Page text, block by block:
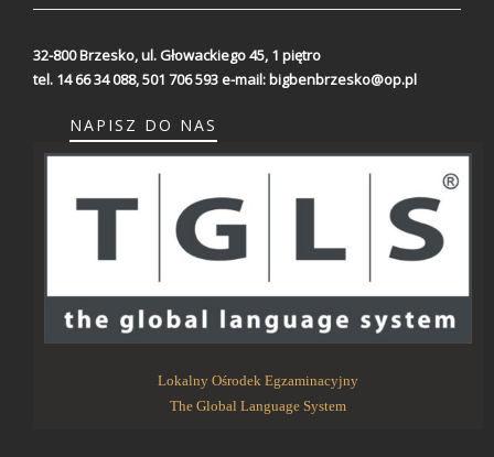
32-800 Brzesko,ul. Głowackiego 45, 1 piętro
tel. 14 66 34 088, 501 706 593 e-mail:bigbenbrzesko@op.pl
NAPISZ DO NAS
Lokalny Ośrodek Egzaminacyjny
The Global Language System